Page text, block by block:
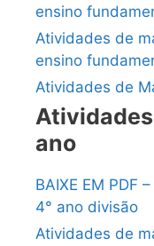
ensino
Atividades de
ensino
Atividades de
ano
BAIXE EM PDF
4° ano divisão
Atividades de